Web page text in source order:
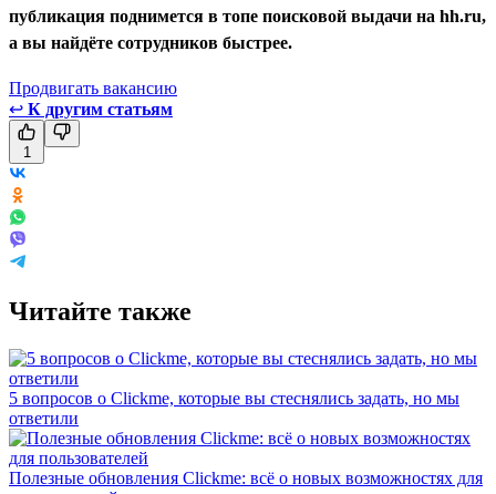
публикация поднимется в топе поисковой выдачи на hh.ru,
а вы найдёте сотрудников быстрее.
Продвигать вакансию
↩ К другим статьям
1
Читайте также
5 вопросов о Clickme, которые вы стеснялись задать, но мы
ответили
Полезные обновления Clickme: всё о новых возможностях для